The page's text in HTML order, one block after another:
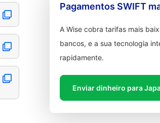
Pagamentos SWIFT
A Wise cobra tarifas mais
bancos, e a sua tecnologia
rapidamente.
Enviar dinheiro para